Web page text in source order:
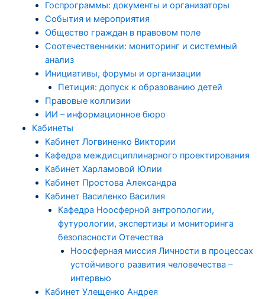
Госпрограммы: документы и организаторы
События и мероприятия
Общество граждан в правовом поле
Соотечественники: мониторинг и системный
анализ
Инициативы, форумы и организации
Петиция: допуск к образованию детей
Правовые коллизии
ИИ – информационное бюро
Кабинеты
Кабинет Логвиненко Виктории
Кафедра междисциплинарного проектирования
Кабинет Харламовой Юлии
Кабинет Простова Александра
Кабинет Василенко Василия
Кафедра Ноосферной антропологии,
футурологии, экспертизы и мониторинга
безопасности Отечества
Ноосферная миссия Личности в процессах
устойчивого развития человечества –
интервью
Кабинет Улещенко Андрея